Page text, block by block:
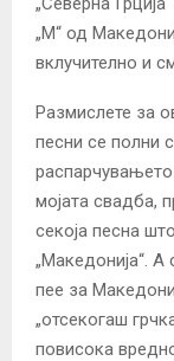
„М“ од
вклучително и
Размислете за
песни се полни
мојата свадба,
секоја песна
„Македонија“. А
пее за
„отсекогаш
повисока